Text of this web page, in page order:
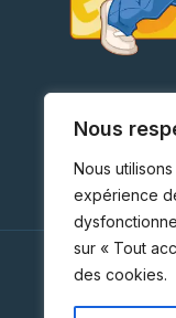
Nous
Nous
expérience
sur « Tout
des cookies.
04 50